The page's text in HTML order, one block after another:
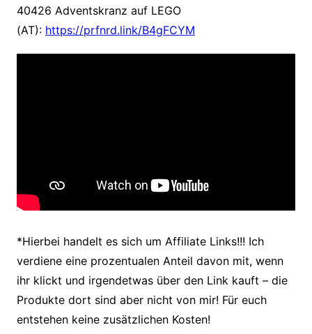
40426 Adventskranz auf LEGO
(AT): https://prfnrd.link/B4gFCYM
*Hierbei handelt es sich um Affiliate Links!!! Ich
verdiene eine prozentualen Anteil davon mit, wenn
ihr klickt und irgendetwas über den Link kauft – die
Produkte dort sind aber nicht von mir! Für euch
entstehen keine zusätzlichen Kosten!